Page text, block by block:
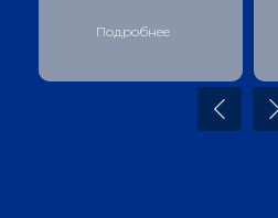
Подробнее